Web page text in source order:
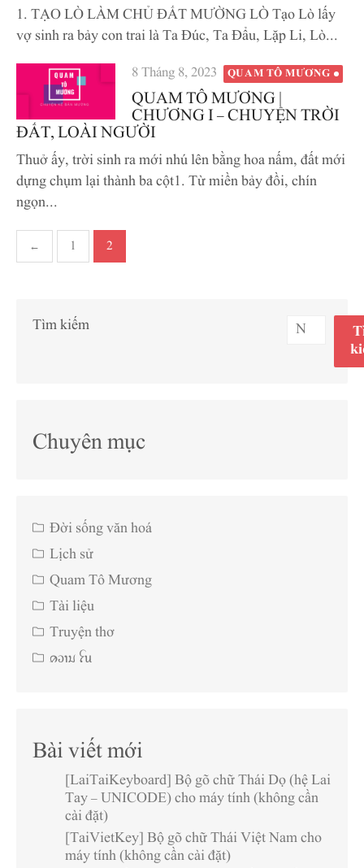
1. TẠO LÒ LÀM CHỦ ĐẤT MƯỜNG LÒ Tạo Lò lấy
vợ sinh ra bảy con trai là Ta Đúc, Ta Đẩu, Lặp Li, Lò...
Đăng
vào
8 Tháng 8, 2023 QUAM TÔ MƯƠNG
QUAM TÔ MƯƠNG |
CHƯƠNG I – CHUYỆN TRỜI
ĐẤT, LOÀI NGƯỜI
Thuở ấy, trời sinh ra mới nhú lên bằng hoa nấm, đất mới
dựng chụm lại thành ba cột1. Từ miền bảy đồi, chín
ngọn...
Phân
trang
← 1 2
Tìm kiếm
Chuyên mục
Đời sống văn hoá
Lịch sử
Quam Tô Mương
Tài liệu
Truyện thơ
ꪁꪫꪱꪣ ꪼꪕ
Bài viết mới
[LaiTaiKeyboard] Bộ gõ chữ Thái Dọ (hệ Lai
Tay – UNICODE) cho máy tính (không cần
cài đặt)
[TaiVietKey] Bộ gõ chữ Thái Việt Nam cho
máy tính (không cần cài đặt)